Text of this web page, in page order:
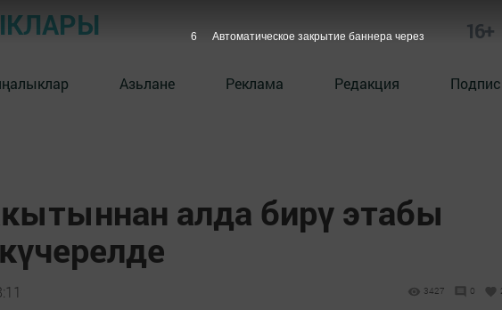
16+
Азьлане Реклама Редакция
алда бирү этабы
3427 0
5 Автоматическое закрытие баннера через